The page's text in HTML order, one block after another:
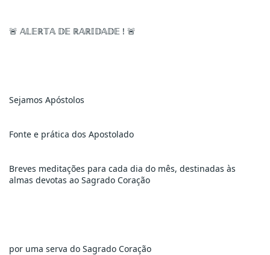
🚨 𝔸𝕃𝔼ℝ𝕋𝔸 𝔻𝔼 ℝ𝔸ℝ𝕀𝔻𝔸𝔻𝔼 ! 🚨
Sejamos Apóstolos
Fonte e prática dos Apostolado
Breves meditações para cada dia do mês, destinadas às
almas devotas ao Sagrado Coração
por uma serva do Sagrado Coração